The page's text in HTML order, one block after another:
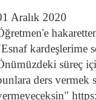
Aralık 2020
kardeşlerime
süreç
ders